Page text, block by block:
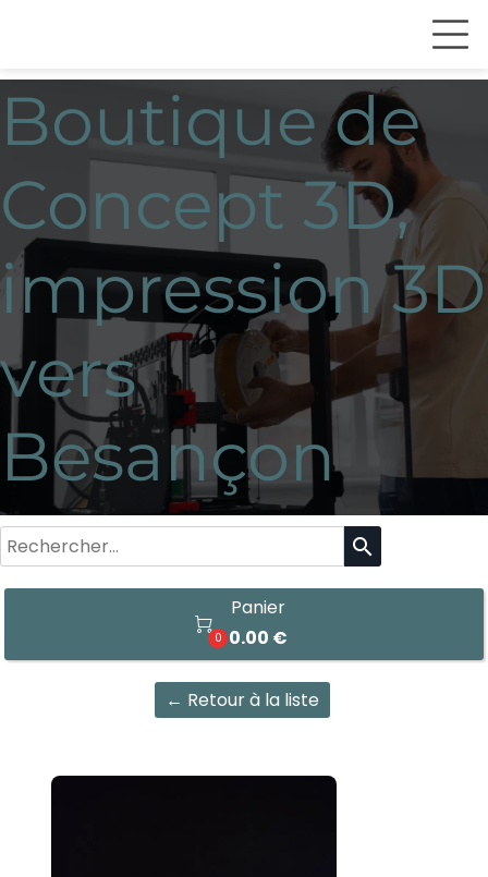
Boutique de
Concept 3D,
impression 3D
vers
Besançon
search

0
Panier
0.00 €
← Retour à la liste